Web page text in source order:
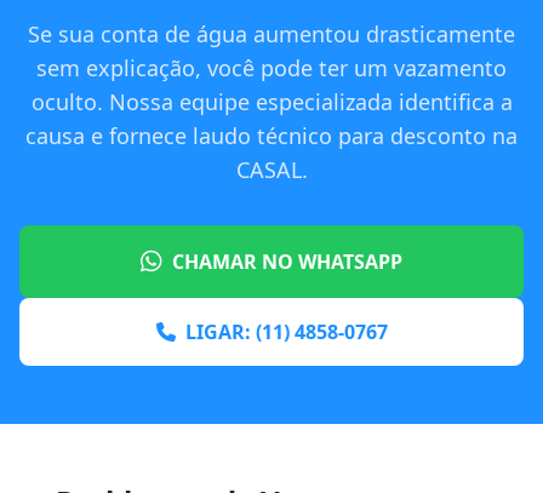
Se sua conta de água aumentou drasticamente
sem explicação, você pode ter um vazamento
oculto. Nossa equipe especializada identifica a
causa e fornece laudo técnico para desconto na
CASAL.
CHAMAR NO WHATSAPP
LIGAR: (11) 4858-0767